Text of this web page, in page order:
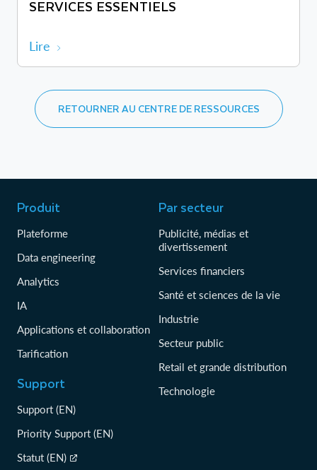
SERVICES ESSENTIELS
Lire
RETOURNER AU CENTRE DE RESSOURCES
Produit
Plateforme
Data engineering
Analytics
IA
Applications et collaboration
Tarification
Support
Support (EN)
Priority Support (EN)
Statut (EN)
Par secteur
Publicité, médias et
divertissement
Services financiers
Santé et sciences de la vie
Industrie
Secteur public
Retail et grande distribution
Technologie